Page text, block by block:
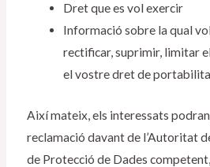
Dret que es vol exercir
Informació sobre la qual
rectificar, suprimir, limitar
el vostre dret de
Així mateix, els interessats
reclamació davant de l’Autoritat
de Protecció de Dades